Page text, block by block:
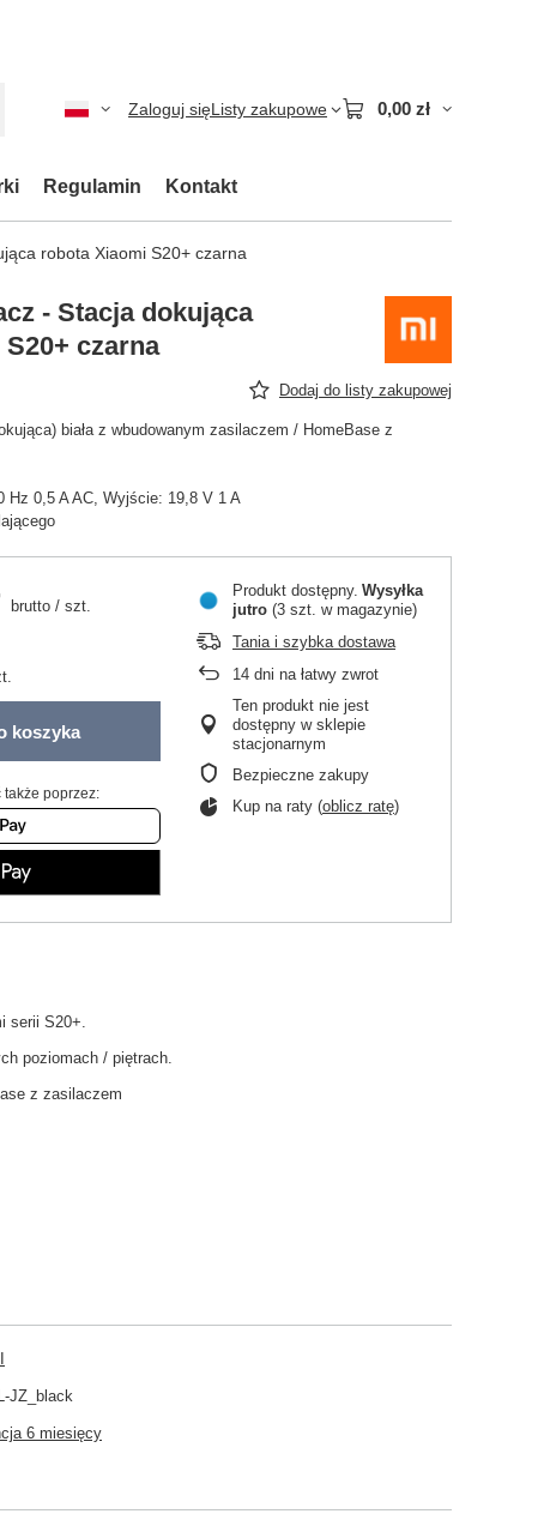
Zaloguj sięListy zakupowe 0,00 zł
Regulamin Kontakt
robota Xiaomi S20+ czarna
- Stacja dokująca
czarna
Dodaj do listy zakupowej
biała z wbudowanym zasilaczem / HomeBase z
Hz 0,5 A AC, Wyjście: 19,8 V 1 A
brutto / szt.
koszyka
także poprzez:
Produkt dostępny Wysyłka
jutro (3 szt. w magazynie)
Tania i szybka dostawa
14 dni na łatwy zwrot
Ten produkt nie jest
dostępny w sklepie
stacjonarnym
Bezpieczne zakupy
Kup na raty (oblicz ratę)
serii S20+.
poziomach / piętrach.
z zasilaczem
JZ_black
6 miesięcy